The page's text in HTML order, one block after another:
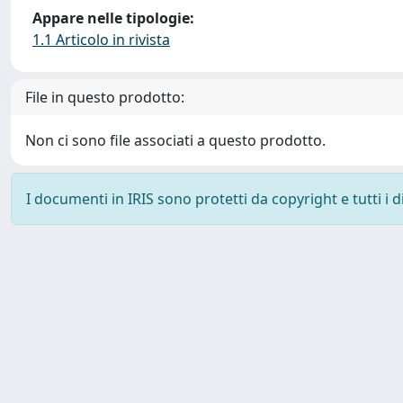
Appare nelle tipologie:
1.1 Articolo in rivista
File in questo prodotto:
Non ci sono file associati a questo prodotto.
I documenti in IRIS sono protetti da copyright e tutti i